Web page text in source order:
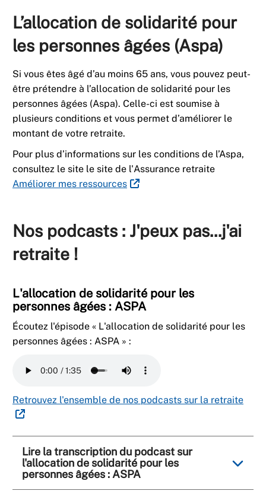
L’allocation de solidarité pour
les personnes âgées (Aspa)
Si vous êtes âgé d’au moins 65 ans, vous pouvez peut-
être prétendre à l’allocation de solidarité pour les
personnes âgées (Aspa). Celle-ci est soumise à
plusieurs conditions et vous permet d’améliorer le
montant de votre retraite.
Pour plus d’informations sur les conditions de l’Aspa,
consultez le site le site de l'Assurance retraite
Améliorer mes ressources
Nos podcasts : J'peux pas...j'ai
retraite !
L'allocation de solidarité pour les
personnes âgées : ASPA
Écoutez l'épisode « L'allocation de solidarité pour les
personnes âgées : ASPA » :
Retrouvez l'ensemble de nos podcasts sur la retraite
Lire la transcription du podcast sur
l'allocation de solidarité pour les
personnes âgées : ASPA